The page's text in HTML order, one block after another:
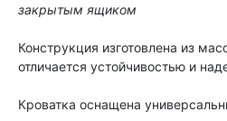
закрытым ящиком
Конструкция изготовлена из
отличается устойчивостью и
Кроватка оснащена